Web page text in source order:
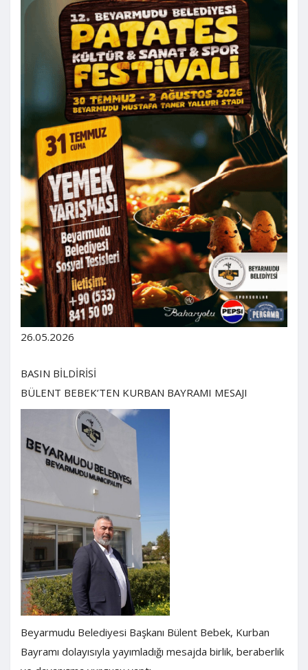
26.05.2026
BASIN BİLDİRİSİ
BÜLENT BEBEK’TEN KURBAN BAYRAMI MESAJI
Beyarmudu Belediyesi Başkanı Bülent Bebek, Kurban
Bayramı dolayısıyla yayımladığı mesajda birlik, beraberlik